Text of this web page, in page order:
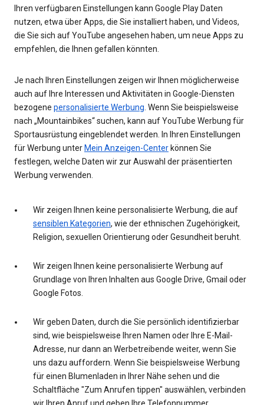
Ihren verfügbaren Einstellungen kann Google Play Daten
nutzen, etwa über Apps, die Sie installiert haben, und Videos,
die Sie sich auf YouTube angesehen haben, um neue Apps zu
empfehlen, die Ihnen gefallen könnten.
Je nach Ihren Einstellungen zeigen wir Ihnen möglicherweise
auch auf Ihre Interessen und Aktivitäten in Google-Diensten
bezogene personalisierte Werbung . Wenn Sie beispielsweise
nach „Mountainbikes“ suchen, kann auf YouTube Werbung für
Sportausrüstung eingeblendet werden. In Ihren Einstellungen
für Werbung unterMein Anzeigen-Centerkönnen Sie
festlegen, welche Daten wir zur Auswahl der präsentierten
Werbung verwenden.
Wir zeigen Ihnen keine personalisierte Werbung, die auf
sensiblen Kategorien, wie der ethnischen Zugehörigkeit,
Religion, sexuellen Orientierung oder Gesundheit beruht.
Wir zeigen Ihnen keine personalisierte Werbung auf
Grundlage von Ihren Inhalten aus Google Drive, Gmail oder
Google Fotos.
Wir geben Daten, durch die Sie persönlich identifizierbar
sind, wie beispielsweise Ihren Namen oder Ihre E-Mail-
Adresse, nur dann an Werbetreibende weiter, wenn Sie
uns dazu auffordern. Wenn Sie beispielsweise Werbung
für einen Blumenladen in Ihrer Nähe sehen und die
Schaltfläche "Zum Anrufen tippen" auswählen, verbinden
wir Ihren Anruf und geben Ihre Telefonnummer